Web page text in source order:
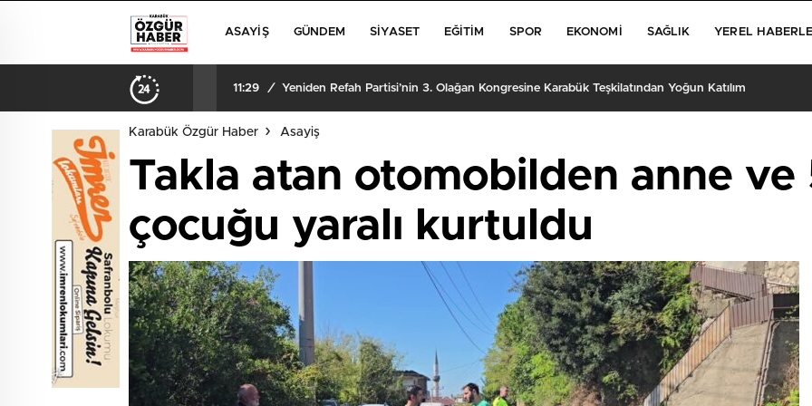
ASAYIŞ GÜNDEM SIYASET EĞITIM SPOR EKONOMI SAĞLIK YEREL
11:29 / Yeniden Refah Partisi’nin 3. Olağan Kongresine Karabük Teşkilatından Yoğun Katılım
Karabük Özgür Haber Asayiş
Takla atan otomobilden anne ve
çocuğu yaralı kurtuldu